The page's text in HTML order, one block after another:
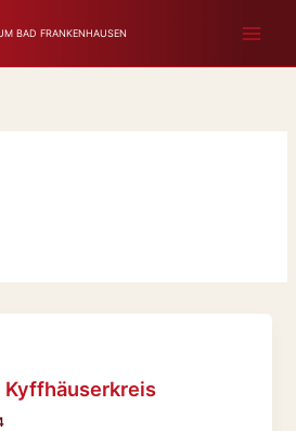
BAD FRANKENHAUSEN
Kyffhäuserkreis